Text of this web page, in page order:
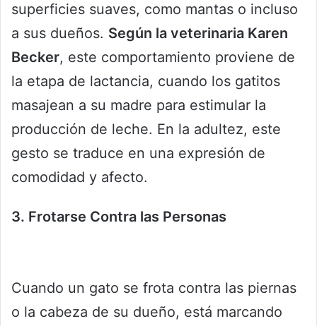
superficies suaves, como mantas o incluso
a sus dueños. Según la veterinaria Karen
Becker, este comportamiento proviene de
la etapa de lactancia, cuando los gatitos
masajean a su madre para estimular la
producción de leche. En la adultez, este
gesto se traduce en una expresión de
comodidad y afecto.
3. Frotarse Contra las Personas
Cuando un gato se frota contra las piernas
o la cabeza de su dueño, está marcando